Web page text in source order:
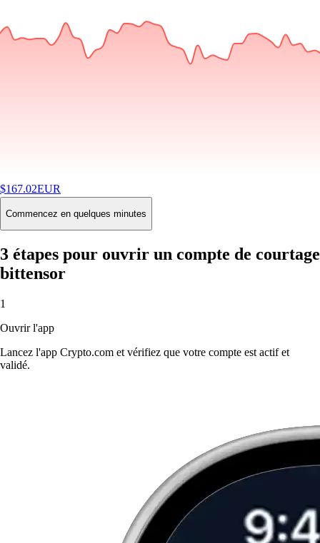
$167.02EUR
-2.22%24H
Buy
Commencez en quelques minutes
3 étapes pour ouvrir un compte de courtage
bittensor
1
Ouvrir l'app
Lancez l'app Crypto.com et vérifiez que votre compte est actif et
validé.